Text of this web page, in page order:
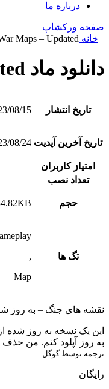
درباره ما
صفحه ورکشاپ
خانه Maps – Updated
دانلود ماد War Maps – Updated
تاریخ انتشار 08/15
تاریخ آخرین آپدیت 08/24
امتیاز کاربران
تعداد نصب
حجم
تگ ها
,
Map
نقشه های جنگ – به روز
این یک نسخه به روز شده
به روز آپلود کنم. من
ترجمه توسط گوگل
رایگان